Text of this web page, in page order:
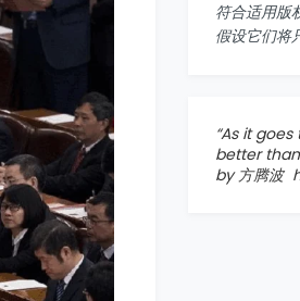
符合适用版
假设它们将
“As it
better
by 方腾波